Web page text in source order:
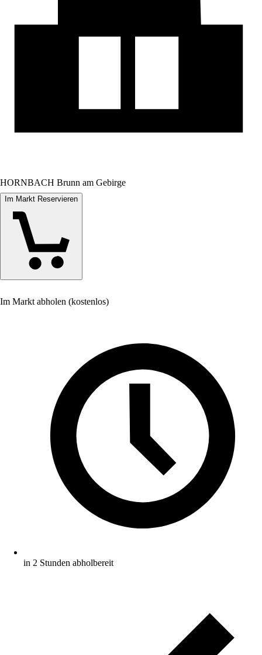
HORNBACH Brunn am Gebirge
Im Markt Reservieren
Im Markt abholen (kostenlos)
in 2 Stunden abholbereit